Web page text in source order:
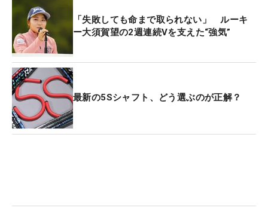
ばしていきたい。最終戦を優勝で締めくくりたいで
す」（大須賀）、「明日は大須賀さんと同組で意識
してしまうかもしれませんが、目指すのは優勝なの
で、自分のプレーに集中してメリハリつけて頑張り
ます」と、相手以上に優勝を意識したコメントだっ
た。二人の争いがどんな結果になるのか、2日目の
プレーは18ホールすべてが注目だ。
「失敗しても命まで取られない」 ルーキ
ー大須賀望の2週連続Vを支えた“強気”
最新の5Sシャフト、どう選ぶのが正解？